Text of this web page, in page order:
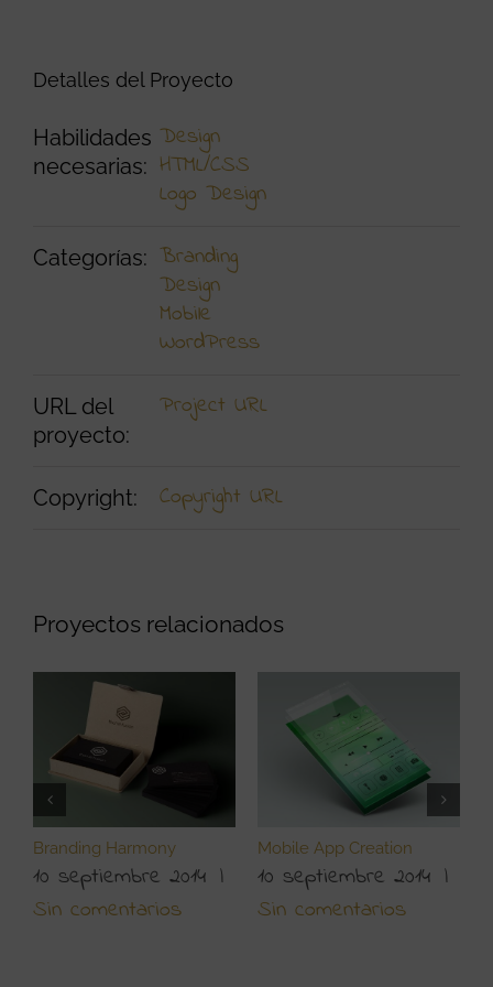
Detalles del Proyecto
Habilidades
necesarias:
Design
HTML/CSS
Logo Design
Categorías: Branding
Design
Mobile
WordPress
URL del
proyecto:
Project URL
Copyright: Copyright URL
Proyectos relacionados
Branding Harmony
10 septiembre 2014 |
Sin comentarios
Mobile App Creation
10 septiembre 2014 |
Sin comentarios